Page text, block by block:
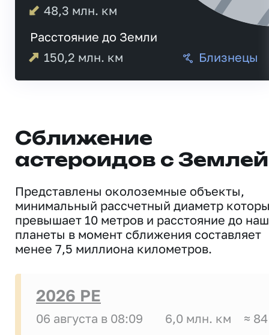
48,3 млн. км
Расстояние до Земли
150,2 млн. км Близнецы
Сближение
астероидов с Землей
Представлены околоземные объекты,
минимальный рассчетный диаметр
превышает 10 метров и расстояние до
планеты в момент сближения составляет
менее 7,5 миллиона километров.
2026 PE
06 августа в 08:09 6,0 млн. км ≈